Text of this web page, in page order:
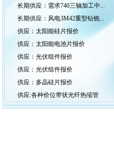
长期供应：需求740三轴加工中...
长期供应：风电3M42重型钻铣...
供应：太阳能硅片报价
供应：太阳能电池片报价
供应：光伏组件报价
供应：光伏组件报价
供应：多晶硅片报价
供应:各种价位带状光纤热缩管